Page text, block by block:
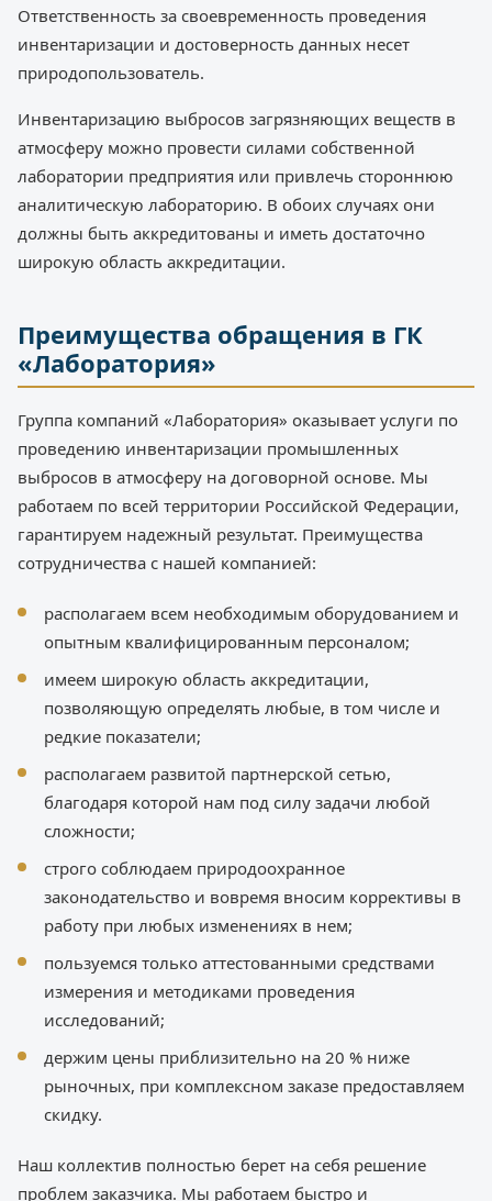
Ответственность за своевременность проведения
инвентаризации и достоверность данных несет
природопользователь.
Инвентаризацию выбросов загрязняющих веществ в
атмосферу можно провести силами собственной
лаборатории предприятия или привлечь стороннюю
аналитическую лабораторию. В обоих случаях они
должны быть аккредитованы и иметь достаточно
широкую область аккредитации.
Преимущества обращения в ГК
«Лаборатория»
Группа компаний «Лаборатория» оказывает услуги по
проведению инвентаризации промышленных
выбросов в атмосферу на договорной основе. Мы
работаем по всей территории Российской Федерации,
гарантируем надежный результат. Преимущества
сотрудничества с нашей компанией:
располагаем всем необходимым оборудованием и
опытным квалифицированным персоналом;
имеем широкую область аккредитации,
позволяющую определять любые, в том числе и
редкие показатели;
располагаем развитой партнерской сетью,
благодаря которой нам под силу задачи любой
сложности;
строго соблюдаем природоохранное
законодательство и вовремя вносим коррективы в
работу при любых изменениях в нем;
пользуемся только аттестованными средствами
измерения и методиками проведения
исследований;
держим цены приблизительно на 20 % ниже
рыночных, при комплексном заказе предоставляем
скидку.
Наш коллектив полностью берет на себя решение
проблем заказчика. Мы работаем быстро и